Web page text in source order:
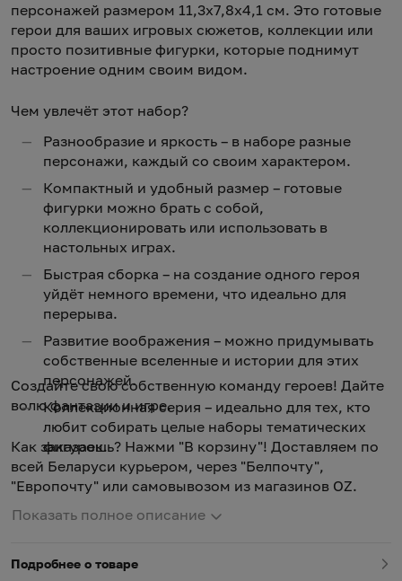
персонажей размером 11,3x7,8x4,1 см. Это готовые
герои для ваших игровых сюжетов, коллекции или
просто позитивные фигурки, которые поднимут
настроение одним своим видом.
Чем увлечёт этот набор?
Разнообразие и яркость – в наборе разные
персонажи, каждый со своим характером.
Компактный и удобный размер – готовые
фигурки можно брать с собой,
коллекционировать или использовать в
настольных играх.
Быстрая сборка – на создание одного героя
уйдёт немного времени, что идеально для
перерыва.
Развитие воображения – можно придумывать
собственные вселенные и истории для этих
персонажей.
Коллекционная серия – идеально для тех, кто
любит собирать целые наборы тематических
фигурок.
Создайте свою собственную команду героев! Дайте
волю фантазии и игре.
Как заказаешь? Нажми "В корзину"! Доставляем по
всей Беларуси курьером, через "Белпочту",
"Европочту" или самовывозом из магазинов OZ.
Показать полное описание
Подробнее о товаре